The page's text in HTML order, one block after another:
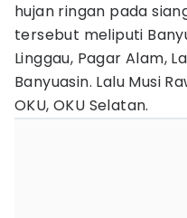
hujan ringan pada
tersebut meliputi
Linggau, Pagar Alam,
Banyuasin. Lalu Musi
OKU, OKU Selatan.